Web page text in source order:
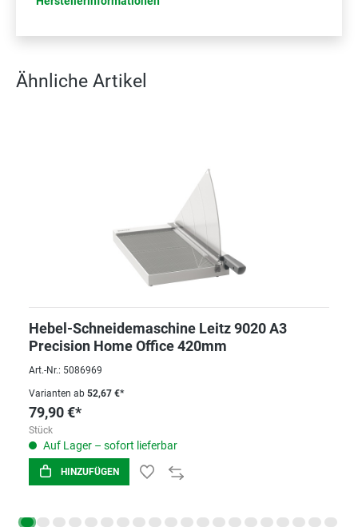
Ähnliche Artikel
Hebel-Schneidemaschine Leitz 9020 A3
Precision Home Office 420mm
Art.-Nr.: 5086969
Varianten ab 52,67 €*
79,90 €*
Stück
Auf Lager – sofort lieferbar
HINZUFÜGEN